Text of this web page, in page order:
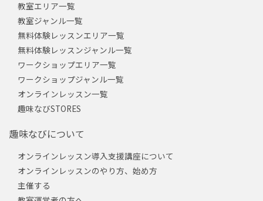
教室エリア一覧
教室ジャンル一覧
無料体験レッスンエリア一覧
無料体験レッスンジャンル一覧
ワークショップエリア一覧
ワークショップジャンル一覧
オンラインレッスン一覧
趣味なびSTORES
趣味なびについて
オンラインレッスン導入支援講座について
オンラインレッスンのやり方、始め方
主催する